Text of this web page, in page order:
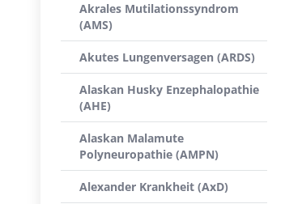
Akrales Mutilationssyndrom
(AMS)
Akutes Lungenversagen (ARDS)
Alaskan Husky Enzephalopathie
(AHE)
Alaskan Malamute
Polyneuropathie (AMPN)
Alexander Krankheit (AxD)